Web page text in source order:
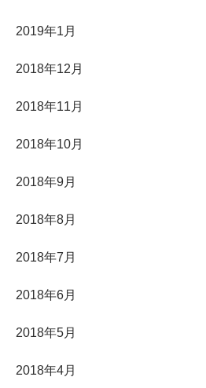
2019年1月
2018年12月
2018年11月
2018年10月
2018年9月
2018年8月
2018年7月
2018年6月
2018年5月
2018年4月